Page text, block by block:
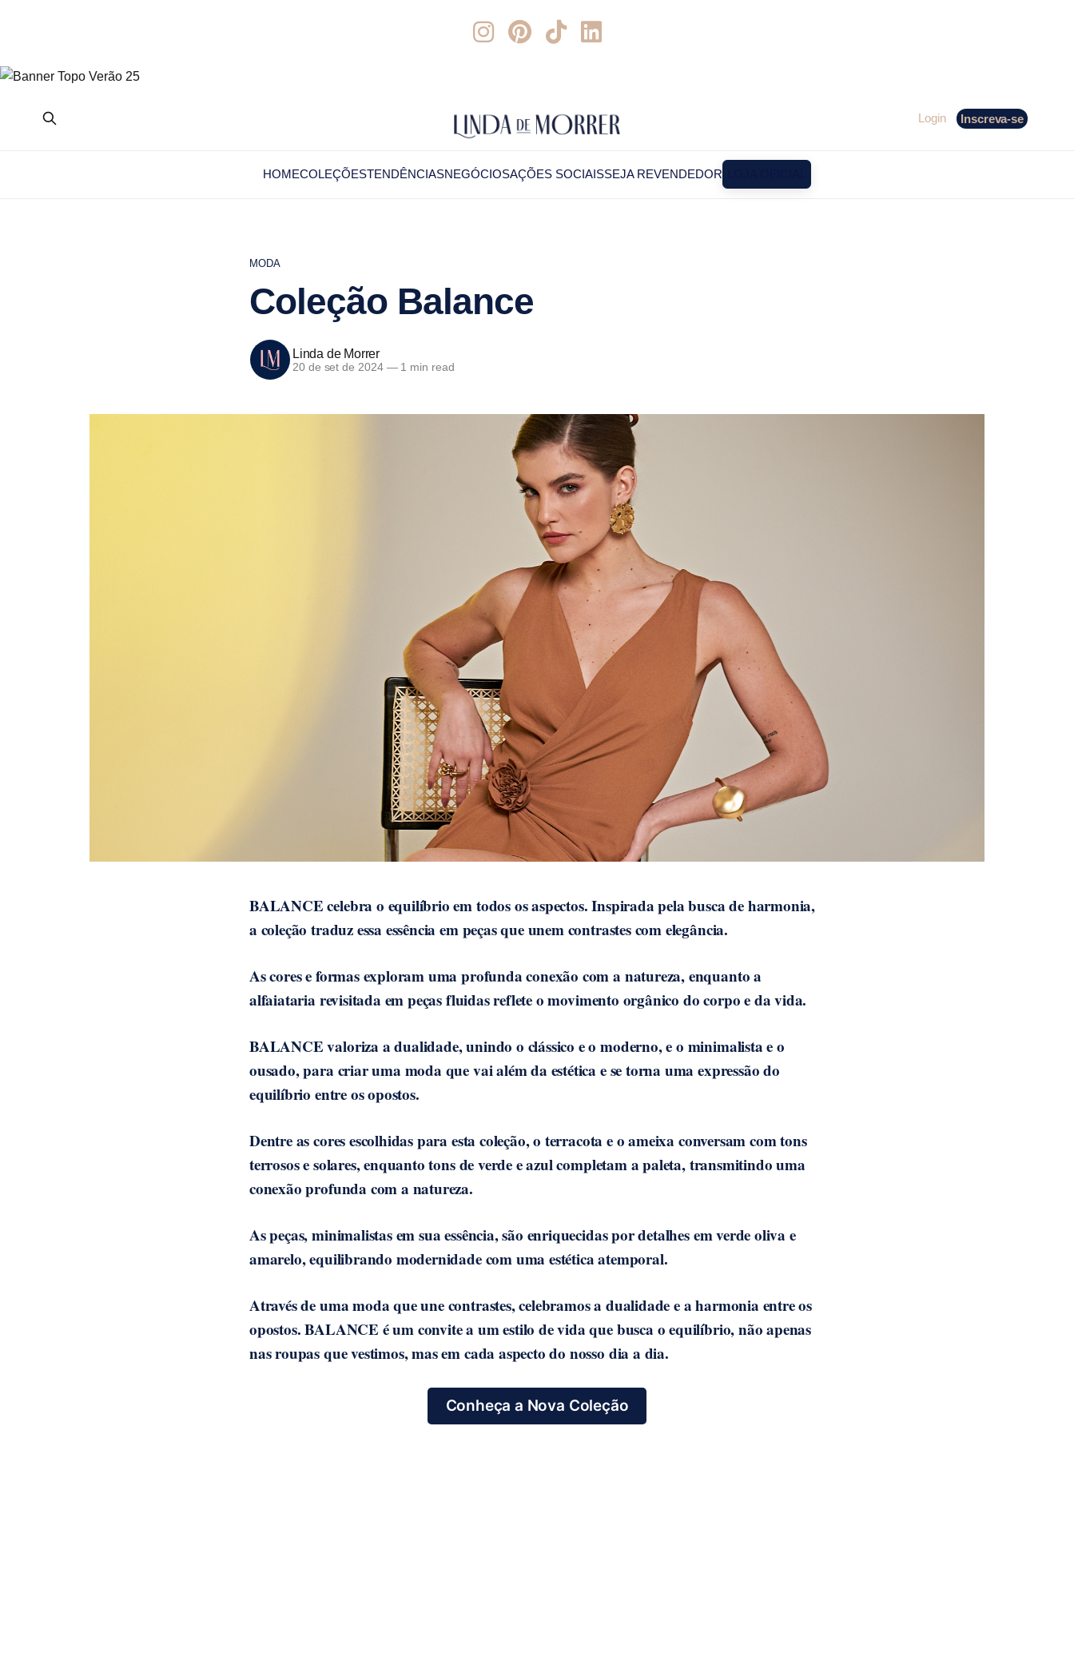
HOMECOLEÇÕESTENDÊNCIASNEGÓCIOSAÇÕES SOCIAISSEJA REVENDEDOR
Login Inscreva-se
MODA
Coleção Balance
Linda de Morrer
20 de set de 2024 —1 min read
BALANCE celebra o equilíbrio em todos os aspectos. Inspirada pela busca de harmonia,
a coleção traduz essa essência em peças que unem contrastes com elegância.
As cores e formas exploram uma profunda conexão com a natureza, enquanto a
alfaiataria revisitada em peças fluidas reflete o movimento orgânico do corpo e da vida.
BALANCE valoriza a dualidade, unindo o clássico e o moderno, e o minimalista e o
ousado, para criar uma moda que vai além da estética e se torna uma expressão do
equilíbrio entre os opostos.
Dentre as cores escolhidas para esta coleção, o terracota e o ameixa conversam com tons
terrosos e solares, enquanto tons de verde e azul completam a paleta, transmitindo uma
conexão profunda com a natureza.
As peças, minimalistas em sua essência, são enriquecidas por detalhes em verde oliva e
amarelo, equilibrando modernidade com uma estética atemporal.
Através de uma moda que une contrastes, celebramos a dualidade e a harmonia entre os
opostos. BALANCE é um convite a um estilo de vida que busca o equilíbrio, não apenas
nas roupas que vestimos, mas em cada aspecto do nosso dia a dia.
Conheça a Nova Coleção